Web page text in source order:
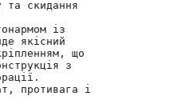
та скидання
із
якісний
що
з
противага і